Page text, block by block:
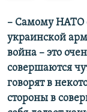
ы
д
у
щ
и
д
у
ю
щ
и
й
– Самому НАТО
украинской
война – это
совершаются
говорят в
стороны в